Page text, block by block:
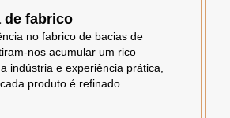
de fabrico
no fabrico de bacias de
nos acumular um rico
indústria e experiência prática,
produto é refinado.